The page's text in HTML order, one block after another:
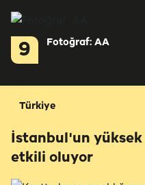
9 Fotoğraf: AA
Türkiye
İstanbul'un
etkili oluyor